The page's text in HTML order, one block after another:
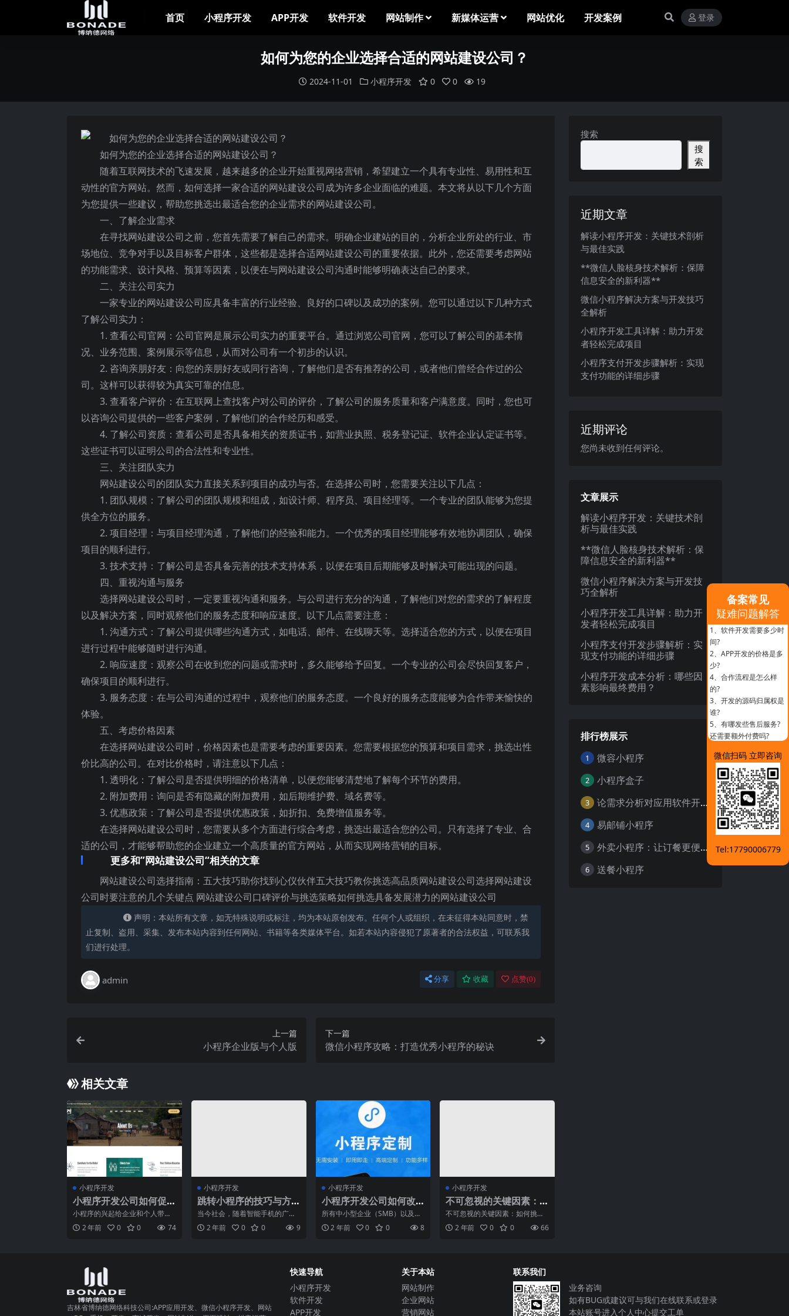
首页 小程序开发 APP开发 软件开发 网站制作 新媒体运营 网站优化 开发案例 登录
如何为您的企业选择合适的网站建设公司？
2024-11-01 小程序开发 0 0 19
如何为您的企业选择合适的网站建设公司？
随着互联网技术的飞速发展，越来越多的企业开始重视网络营销，希望建立一个具有专业性、易用性和互
动性的官方网站。然而，如何选择一家合适的网站建设公司成为许多企业面临的难题。本文将从以下几个方面
为您提供一些建议，帮助您挑选出最适合您的企业需求的网站建设公司。
一、了解企业需求
在寻找网站建设公司之前，您首先需要了解自己的需求。明确企业建站的目的，分析企业所处的行业、市
场地位、竞争对手以及目标客户群体，这些都是选择合适网站建设公司的重要依据。此外，您还需要考虑网站
的功能需求、设计风格、预算等因素，以便在与网站建设公司沟通时能够明确表达自己的要求。
二、关注公司实力
一家专业的网站建设公司应具备丰富的行业经验、良好的口碑以及成功的案例。您可以通过以下几种方式
了解公司实力：
1. 查看公司官网：公司官网是展示公司实力的重要平台。通过浏览公司官网，您可以了解公司的基本情
况、业务范围、案例展示等信息，从而对公司有一个初步的认识。
2. 咨询亲朋好友：向您的亲朋好友或同行咨询，了解他们是否有推荐的公司，或者他们曾经合作过的公
司。这样可以获得较为真实可靠的信息。
3. 查看客户评价：在互联网上查找客户对公司的评价，了解公司的服务质量和客户满意度。同时，您也可
以咨询公司提供的一些客户案例，了解他们的合作经历和感受。
4. 了解公司资质：查看公司是否具备相关的资质证书，如营业执照、税务登记证、软件企业认定证书等。
这些证书可以证明公司的合法性和专业性。
三、关注团队实力
网站建设公司的团队实力直接关系到项目的成功与否。在选择公司时，您需要关注以下几点：
1. 团队规模：了解公司的团队规模和组成，如设计师、程序员、项目经理等。一个专业的团队能够为您提
供全方位的服务。
2. 项目经理：与项目经理沟通，了解他们的经验和能力。一个优秀的项目经理能够有效地协调团队，确保
项目的顺利进行。
3. 技术支持：了解公司是否具备完善的技术支持体系，以便在项目后期能够及时解决可能出现的问题。
四、重视沟通与服务
选择网站建设公司时，一定要重视沟通和服务。与公司进行充分的沟通，了解他们对您的需求的了解程度
以及解决方案，同时观察他们的服务态度和响应速度。以下几点需要注意：
1. 沟通方式：了解公司提供哪些沟通方式，如电话、邮件、在线聊天等。选择适合您的方式，以便在项目
进行过程中能够随时进行沟通。
2. 响应速度：观察公司在收到您的问题或需求时，多久能够给予回复。一个专业的公司会尽快回复客户，
确保项目的顺利进行。
3. 服务态度：在与公司沟通的过程中，观察他们的服务态度。一个良好的服务态度能够为合作带来愉快的
体验。
五、考虑价格因素
在选择网站建设公司时，价格因素也是需要考虑的重要因素。您需要根据您的预算和项目需求，挑选出性
价比高的公司。在对比价格时，请注意以下几点：
1. 透明化：了解公司是否提供明细的价格清单，以便您能够清楚地了解每个环节的费用。
2. 附加费用：询问是否有隐藏的附加费用，如后期维护费、域名费等。
3. 优惠政策：了解公司是否提供优惠政策，如折扣、免费增值服务等。
在选择网站建设公司时，您需要从多个方面进行综合考虑，挑选出最适合您的公司。只有选择了专业、合
适的公司，才能够帮助您的企业建立一个高质量的官方网站，从而实现网络营销的目标。
更多和”网站建设公司“相关的文章
网站建设公司选择指南：五大技巧助你找到心仪伙伴五大技巧教你挑选高品质网站建设公司选择网站建设
公司时要注意的几个关键点 网站建设公司口碑评价与挑选策略如何挑选具备发展潜力的网站建设公司
声明：本站所有文章，如无特殊说明或标注，均为本站原创发布。任何个人或组织，在未征得本站同意时，禁
止复制、盗用、采集、发布本站内容到任何网站、书籍等各类媒体平台。如若本站内容侵犯了原著者的合法权益，可联系我
们进行处理。
admin 分享 收藏 点赞(0)
上一篇
小程序企业版与个人版
下一篇
微信小程序攻略：打造优秀小程序的秘诀
相关文章
小程序开发
小程序开发公司如何促
进用户粘性和活跃度？
小程序的兴起给企业和个人带来
了全新的市场机遇，但同时也带
来了激烈的竞争。如何让用
2 年前 0 0 74
小程序开发
跳转小程序的技巧与方
法，提升用户体验与留
存率！
当今社会，随着智能手机的广泛
普及和移动互联网的不断发展，
小程序作为一种轻量级的应
2 年前 0 0 9
小程序开发
小程序开发公司如何改
善现成的CRM解决方案
所有中小型企业（SMB）以及大
型企业都渴望改善其业务流程。
长春小程序开发公司必须
2 年前 0 0 8
小程序开发
不可忽视的关键因素：
如何挑选对的网站建设
公司
不可忽视的关键因素：如何挑选
对的网站建设公司随着互联网技
术的不断发展和普及，越来
2 年前 0 0 66
搜索
搜
索
近期文章
解读小程序开发：关键技术剖析
与最佳实践
**微信人脸核身技术解析：保障
信息安全的新利器**
微信小程序解决方案与开发技巧
全解析
小程序开发工具详解：助力开发
者轻松完成项目
小程序支付开发步骤解析：实现
支付功能的详细步骤
近期评论
您尚未收到任何评论。
文章展示
解读小程序开发：关键技术剖
析与最佳实践
**微信人脸核身技术解析：保
障信息安全的新利器**
微信小程序解决方案与开发技
巧全解析
小程序开发工具详解：助力开
发者轻松完成项目
小程序支付开发步骤解析：实
现支付功能的详细步骤
小程序开发成本分析：哪些因
素影响最终费用？
排行榜展示
1 微容小程序
2 小程序盒子
3 论需求分析对应用软件开发的重要性
4 易邮铺小程序
5 外卖小程序：让订餐更便捷，吃货的福音
6 送餐小程序
吉林省博纳德网络科技公司:APP应用开发、微信小程序开发、网站
快速导航
小程序开发
软件开发
APP开发
关于本站
网站制作
企业网站
营销网站
联系我们
业务咨询
如有BUG或建议可与我们在线联系或登录
本站账号进入个人中心提交工单
备案常见
疑难问题解答
1、 软件开发需要多少时
间?
2、 APP开发的价格是多
少?
4、 合作流程是怎么样
的?
3、 开发的源码归属权是
谁?
5、 有哪发些售后服务?
还需要额外付费吗?
微信扫码 立即咨询
Tel:17790006779